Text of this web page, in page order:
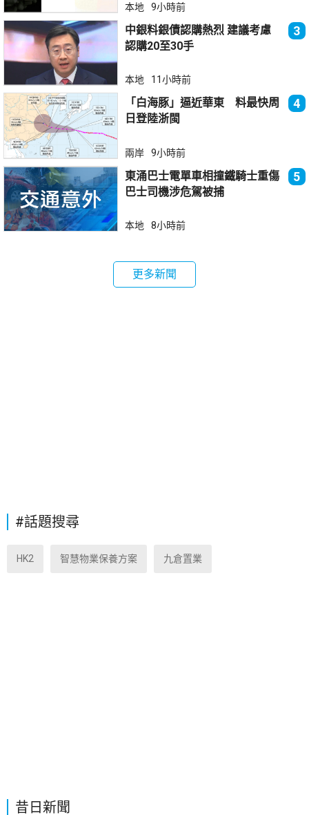
昔日新聞
本地 9小時前
中銀料銀債認購熱烈 建議考慮
認購20至30手
3
本地 11小時前
「白海豚」逼近華東 料最快周
日登陸浙閩
4
兩岸 9小時前
東涌巴士電單車相撞鐵騎士重傷
巴士司機涉危駕被捕
5
本地 8小時前
更多新聞
#話題搜尋
HK2 智慧物業保養方案 九倉置業